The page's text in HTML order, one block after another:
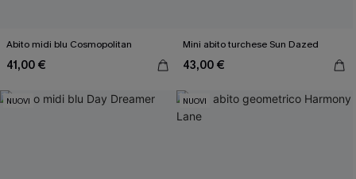
Abito midi blu Cosmopolitan
41,00 €
Mini abito turchese Sun Dazed
43,00 €
NUOVI NUOVI